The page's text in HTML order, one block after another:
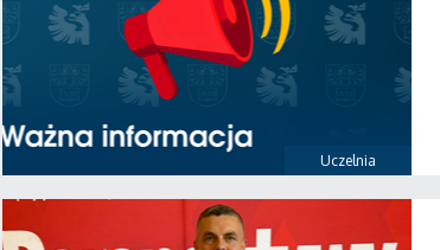
Uczelnia